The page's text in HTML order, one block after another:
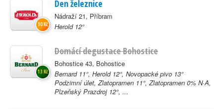
Den železnice
Nádraží 21, Příbram
Herold 12°
30 Kč
Domácí degustace Bohostice
Bohostice 43, Bohostice
Bernard 11°, Herold 12°, Novopacké pivo 13°
Podzimní úlet, Zlatopramen 11°, Zlatopramen 0% N·A,
Plzeňský Prazdroj 12°, ...
13 Kč